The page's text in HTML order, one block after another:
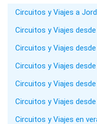
Circuitos y Viajes a
Circuitos y Viajes desde
Circuitos y Viajes
Circuitos y Viajes
Circuitos y Viajes desde
Circuitos y Viajes
Circuitos y Viajes en